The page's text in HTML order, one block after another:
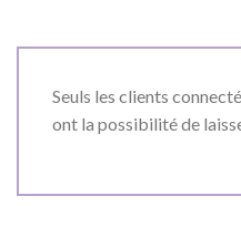
Seuls les clients
ont la possibilité de